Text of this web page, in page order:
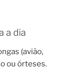
a dia
(avião,
ou órteses.